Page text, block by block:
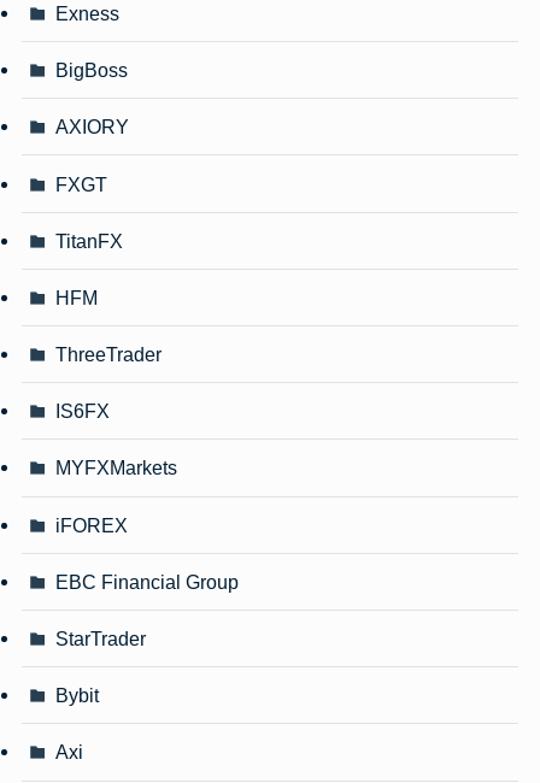
Exness
BigBoss
AXIORY
FXGT
TitanFX
HFM
ThreeTrader
IS6FX
MYFXMarkets
iFOREX
EBC Financial Group
StarTrader
Bybit
Axi